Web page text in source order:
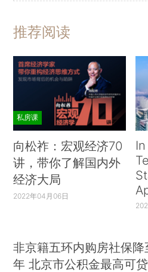
推荐阅读
私房课
向松祚：宏观经济70
讲，带你了解国内外
经济大局
2022年04月06日
非京籍五环内购房社保降
年 北京市公积金最高可